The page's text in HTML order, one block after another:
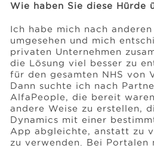
Wie haben Sie diese Hürde
Ich habe mich nach anderen
umgesehen und mich
privaten Unternehmen
die Lösung viel besser zu
für den gesamten NHS von
Dann suchte ich nach
AlfaPeople, die bereit
andere Weise zu erstellen,
Dynamics mit einer
App abgleichte, anstatt zu
zu verwenden. Bei Portalen